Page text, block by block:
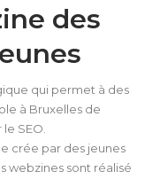
des
qui permet à des
à Bruxelles de
SEO.
crée par des jeunes
webzines sont réalisé